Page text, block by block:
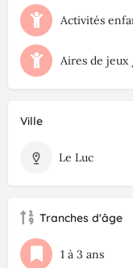
Ville
Le Luc
Tranches d'âge
1 à 3 ans